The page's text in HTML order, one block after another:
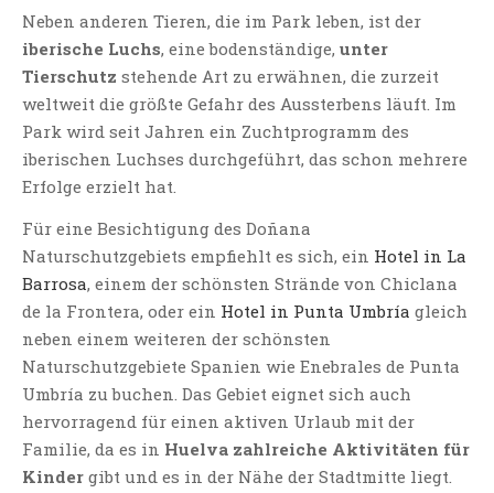
Neben anderen Tieren, die im Park leben, ist der
iberische Luchs, eine bodenständige, unter
Tierschutz stehende Art zu erwähnen, die zurzeit
weltweit die größte Gefahr des Aussterbens läuft. Im
Park wird seit Jahren ein Zuchtprogramm des
iberischen Luchses durchgeführt, das schon mehrere
Erfolge erzielt hat.
Für eine Besichtigung des Doñana
Naturschutzgebiets empfiehlt es sich, ein Hotel in La
Barrosa, einem der schönsten Strände von Chiclana
de la Frontera, oder ein Hotel in Punta Umbría gleich
neben einem weiteren der schönsten
Naturschutzgebiete Spanien wie Enebrales de Punta
Umbría zu buchen. Das Gebiet eignet sich auch
hervorragend für einen aktiven Urlaub mit der
Familie, da es in Huelva zahlreiche Aktivitäten für
Kinder gibt und es in der Nähe der Stadtmitte liegt.